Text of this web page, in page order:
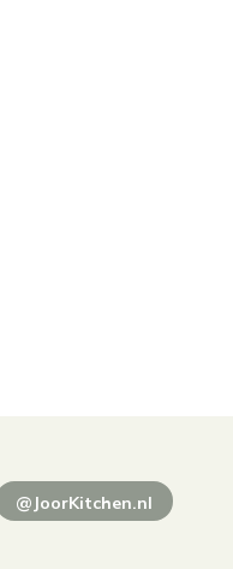
@JoorKitchen.nl